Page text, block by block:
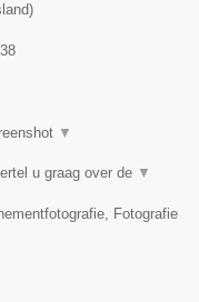
)
▼
u graag over de ▼
Fotografie